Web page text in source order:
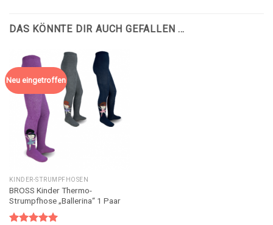
DAS KÖNNTE DIR AUCH GEFALLEN …
Neu eingetroffen
KINDER-STRUMPFHOSEN
BROSS Kinder Thermo-
Strumpfhose „Ballerina“ 1 Paar